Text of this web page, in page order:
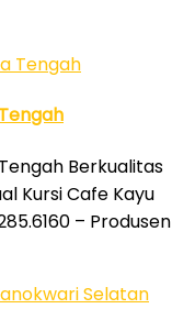
Berkualitas
Kursi Cafe Kayu
– Produsen